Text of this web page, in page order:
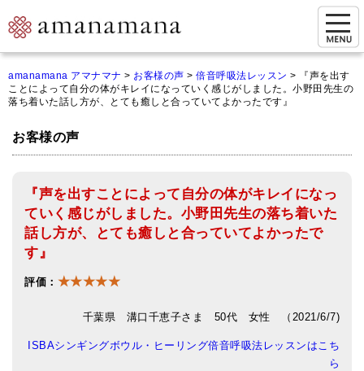
マイページ
ご来店予約（実店舗）
オンライン相談&購入
シンギングボウル講座
倍音呼吸法レッスン
amanamana アマナマナ > お客様の声 > 倍音呼吸法レッスン >
『声を出す
ことによって自分の体がキレイになっていく感じがしました。小野田先生の
落ち着いた話し方が、とても癒しと合っていてよかったです』
お客様の声
『声を出すことによって自分の体がキレイになっ
ていく感じがしました。小野田先生の落ち着いた
話し方が、とても癒しと合っていてよかったで
す』
評価： ★★★★★
千葉県 溝口千恵子さま 50代 女性 （2021/6/7)
ISBAシンギングボウル・ヒーリング倍音呼吸法レッスンはこち
ら